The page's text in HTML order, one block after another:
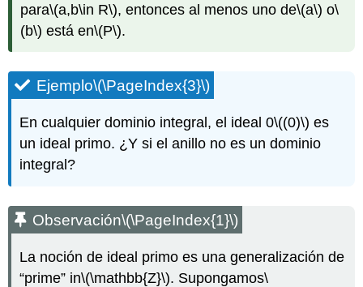
para\(a,b\in R\), entonces al menos uno de\(a\) o\
(b\) está en\(P\).
Ejemplo\(\PageIndex{3}\)
En cualquier dominio integral, el ideal 0\((0)\) es
un ideal primo. ¿Y si el anillo no es un dominio
integral?
Observación\(\PageIndex{1}\)
La noción de ideal primo es una generalización de
“prime” in\(\mathbb{Z}\). Supongamos\